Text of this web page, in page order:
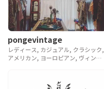
pongevintage
レディース, カジュアル, クラシック,
アメリカン, ヨーロピアン, ヴィンテ